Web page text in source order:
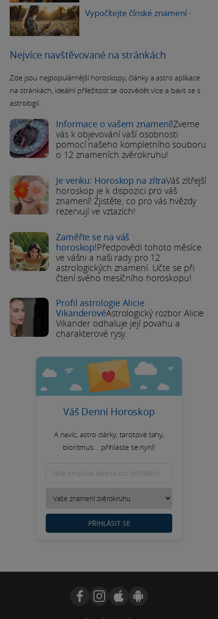
Vypočítejte čínské znamení-
Nejvíce navštěvované na stránkách
Zde jsou nejpopulárnější horoskopy, články a astro aplikace
na stránkách, ideální příležitost se dozvědět více a bavit se s
astrologií.
Informace o vašem znamení!Zveme
vás k objevování vaší osobnosti
pomocí našeho kompletního souboru
o 12 znameních zvěrokruhu!
Je venku: Horoskop na zítraVáš zítřejší
horoskop je k dispozici pro váš
znamení! Zjistěte, co pro vás hvězdy
rezervují ve vztazích!
Zaměřte se na váš
horoskop!Předpovědi tohoto měsíce
ve vášni a naši rady pro 12
astrologických znamení. Učte se při
čtení svého mesíčního horoskopu!
Profil astrologie Alicie
VikanderovéAstrologický rozbor Alicie
Vikander odhaluje její povahu a
charakterové rysy.
Váš Denní Horoskop
A navíc, astro dárky, tarotové tahy,
bioritmus... přihlaste se nyní!
PŘIHLÁSIT SE